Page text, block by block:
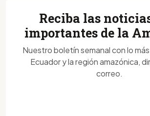
Reciba las
importantes de la
Nuestro boletín semanal con lo
Ecuador y la región amazónica,
correo.